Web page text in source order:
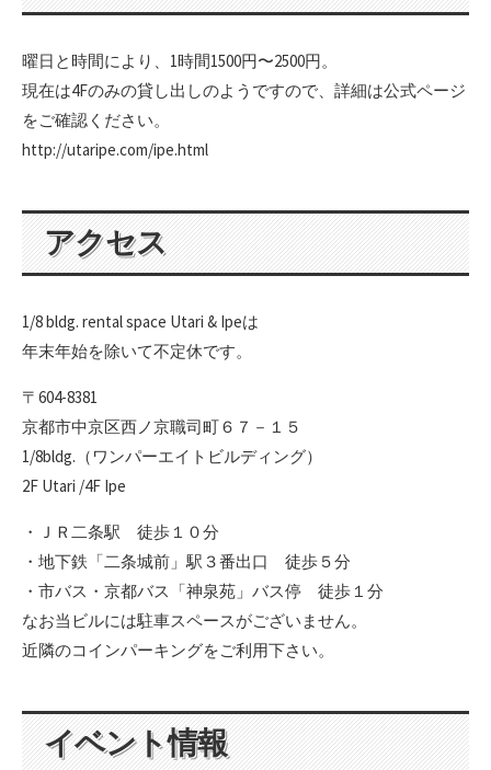
曜日と時間により、1時間1500円〜2500円。
現在は4Fのみの貸し出しのようですので、詳細は公式ページ
をご確認ください。
http://utaripe.com/ipe.html
アクセス
1/8 bldg. rental space Utari & Ipeは
年末年始を除いて不定休です。
〒604-8381
京都市中京区西ノ京職司町６７－１５
1/8bldg.（ワンパーエイトビルディング）
2F Utari /4F Ipe
・ＪＲ二条駅 徒歩１０分
・地下鉄「二条城前」駅３番出口 徒歩５分
・市バス・京都バス「神泉苑」バス停 徒歩１分
なお当ビルには駐車スペースがございません。
近隣のコインパーキングをご利用下さい。
イベント情報